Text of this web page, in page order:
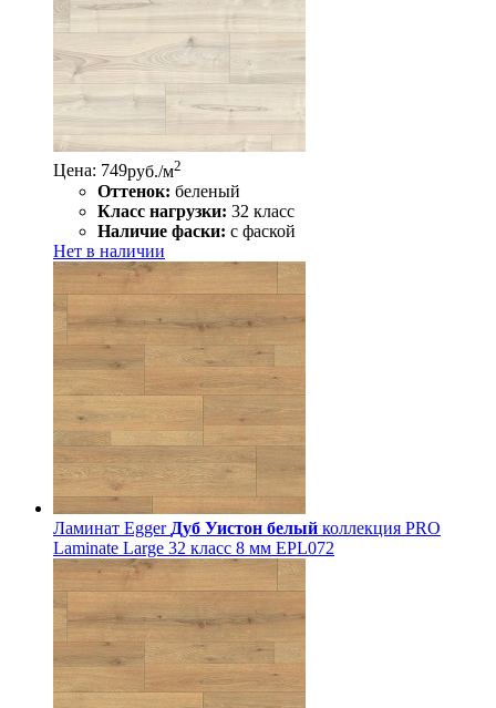
Цена: 749руб./м2
Оттенок: беленый
Класс нагрузки: 32 класс
Наличие фаски: с фаской
Нет в наличии
Ламинат Egger Дуб Уистон белый коллекция PRO
Laminate Large 32 класс 8 мм EPL072